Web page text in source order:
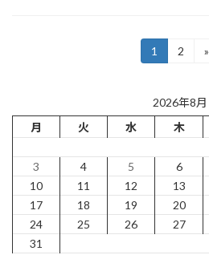
ペ
ー
ジ
送
り
固
定
ー
ジ
1
固
ー
ジ
2 »
2026年8月
月
火 水 木
3
4 5 6
10
11 12 13
17
18 19 20
24
25 26 27
31